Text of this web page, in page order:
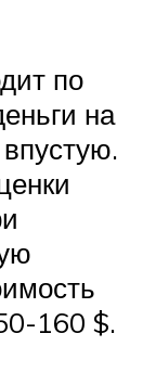
по
на
160 $.